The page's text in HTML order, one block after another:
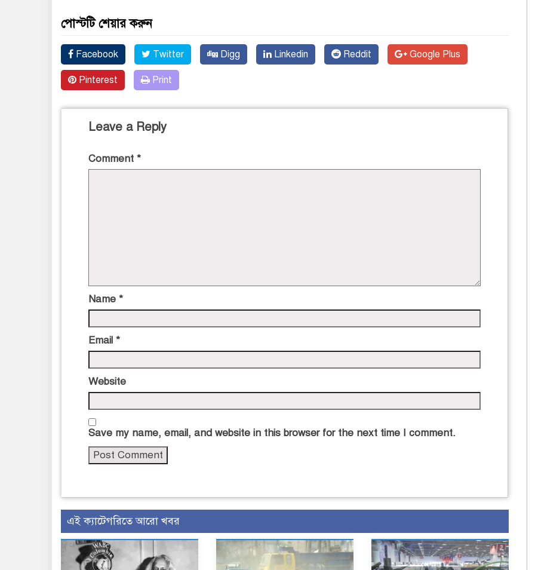
পোস্টটি শেয়ার করুন
Facebook Twitter Digg Linkedin Reddit Google Plus
Pinterest Print
Leave a Reply
Comment *
Name *
Email *
Website
Save my name, email, and website in this browser for the next time I comment.
এই ক্যাটেগরিতে আরো খবর